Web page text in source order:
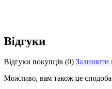
Відгуки
Відгуки покупців (0) Залишити
Можливо, вам також це